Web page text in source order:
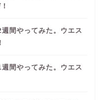
間やってみた。ウエス
間やってみた。ウエス